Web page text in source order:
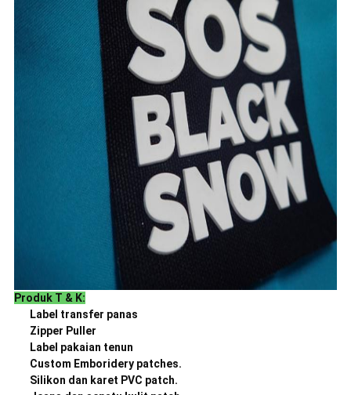
Produk T & K:
Label transfer panas
Zipper Puller
Label pakaian tenun
Custom Emboridery patches.
Silikon dan karet PVC patch.